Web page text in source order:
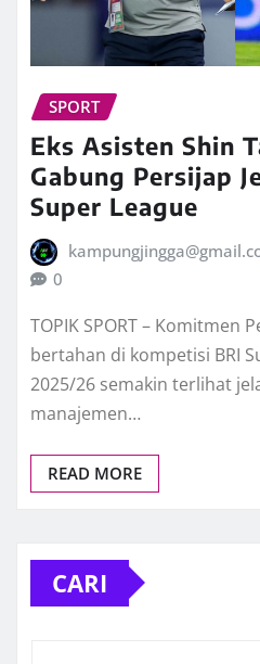
SPORT
Eks Asisten Shin
Gabung Persijap
Super League
0
TOPIK SPORT – Komitmen
bertahan di kompetisi BRI
2025/26 semakin terlihat
manajemen…
READ MORE
CARI